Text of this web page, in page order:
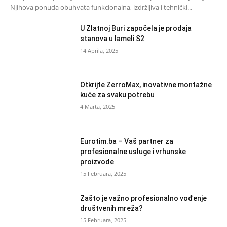
Njihova ponuda obuhvata funkcionalna, izdržljiva i tehnički...
U Zlatnoj Buri započela je prodaja
stanova u lameli S2
14 Aprila, 2025
Otkrijte ZerroMax, inovativne montažne
kuće za svaku potrebu
4 Marta, 2025
Eurotim.ba – Vaš partner za
profesionalne usluge i vrhunske
proizvode
15 Februara, 2025
Zašto je važno profesionalno vođenje
društvenih mreža?
15 Februara, 2025